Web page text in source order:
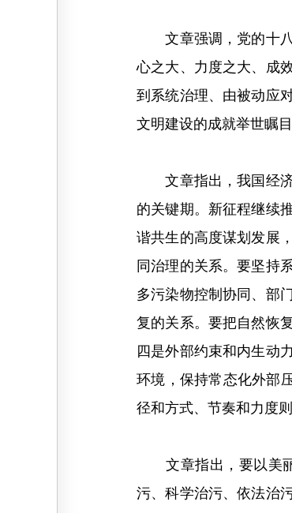
文章强调，党的十八
心之大、力度之大、成
到系统治理、由被动应
文明建设的成就举世瞩
文章指出，我国经济
的关键期。新征程继续
谐共生的高度谋划发展
同治理的关系。要坚持
多污染物控制协同、部
复的关系。要把自然恢
四是外部约束和内生动
环境，保持常态化外部
径和方式、节奏和力度
文章指出，要以美丽
污、科学治污、依法治